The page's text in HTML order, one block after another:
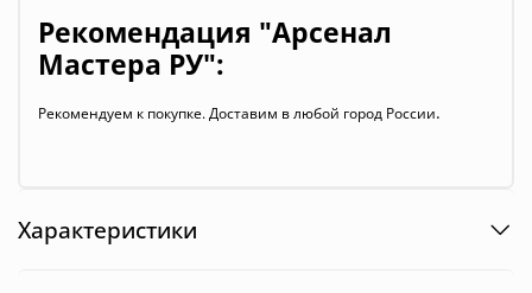
Рекомендация "Арсенал
Мастера РУ":
Рекомендуем к покупке. Доставим в любой город России.
Характеристики